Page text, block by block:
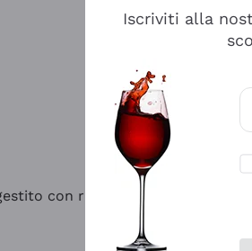
con rapidità e professionalità
Iscriviti alla